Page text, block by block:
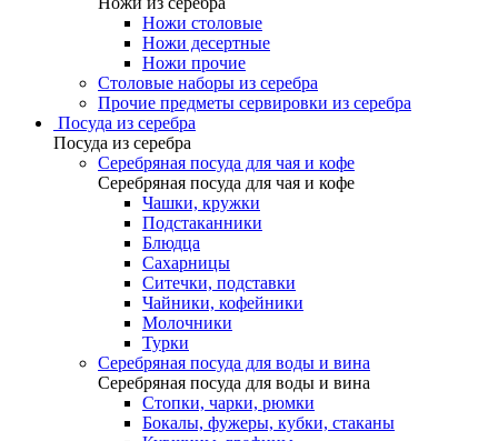
Ножи столовые
Ножи десертные
Ножи прочие
Столовые наборы из серебра
Прочие предметы сервировки из серебра
Посуда из серебра
Посуда из серебра
Серебряная посуда для чая и кофе
Серебряная посуда для чая и кофе
Чашки, кружки
Подстаканники
Блюдца
Сахарницы
Ситечки, подставки
Чайники, кофейники
Молочники
Турки
Серебряная посуда для воды и вина
Серебряная посуда для воды и вина
Стопки, чарки, рюмки
Бокалы, фужеры, кубки, стаканы